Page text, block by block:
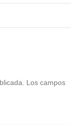
Los campos